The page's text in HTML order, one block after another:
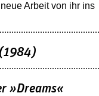
Arbeit von ihr ins
»Dreams«